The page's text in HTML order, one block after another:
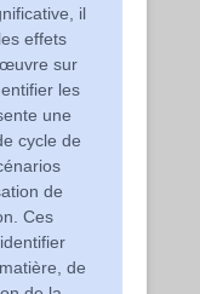
il
effets
sur
les
une
cycle de
de
Ces
de